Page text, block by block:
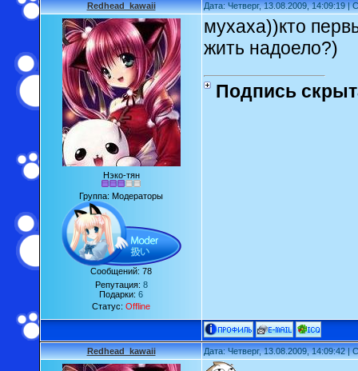
Redhead_kawaii Дата: Четверг, 13.08.2009, 14:09:19 |
Нэко-тян
Группа: Модераторы
Сообщений: 78
Репутация: 8
Подарки: 6
Статус: Offline
мухаха))кто
жить надоело?)
Подпись
Redhead_kawaii Дата: Четверг, 13.08.2009, 14:09:42 |